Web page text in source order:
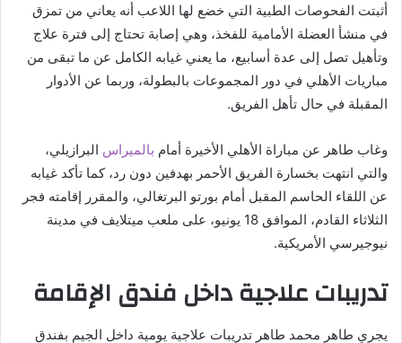
أثبتت الفحوصات الطبية التي خضع لها اللاعب أنه يعاني من تمزق
في منشأ العضلة الأمامية للفخذ، وهي إصابة تحتاج إلى فترة علاج
وتأهيل تصل إلى عدة أسابيع، ما يعني غيابه الكامل عن ما تبقى من
مباريات الأهلي في دور المجموعات بالبطولة، وربما عن الأدوار
المقبلة في حال تأهل الفريق.
وغاب طاهر عن مباراة الأهلي الأخيرة أمام بالميراس البرازيلي،
والتي انتهت بخسارة الفريق الأحمر بهدفين دون رد، كما تأكد غيابه
عن اللقاء الحاسم المقبل أمام بورتو البرتغالي، والمقرر إقامته فجر
الثلاثاء القادم، الموافق 18 يونيو، على ملعب ميتلايف في مدينة
نيوجيرسي الأمريكية.
تدريبات علاجية داخل فندق الإقامة
يجري طاهر محمد طاهر تدريبات علاجية يومية داخل الجيم بفندق